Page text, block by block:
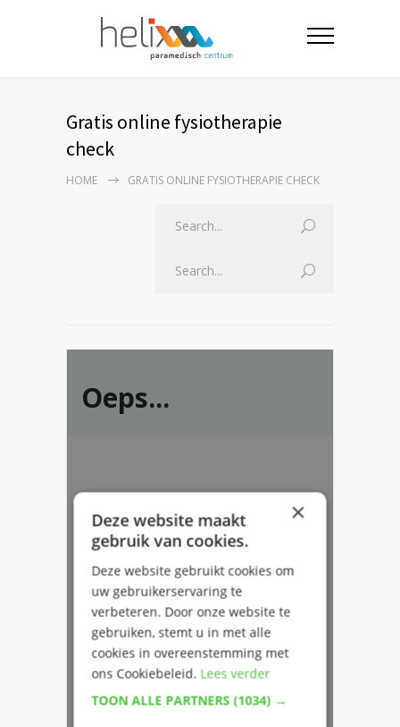
Gratis online fysiotherapie
check
HOME GRATIS ONLINE FYSIOTHERAPIE CHECK